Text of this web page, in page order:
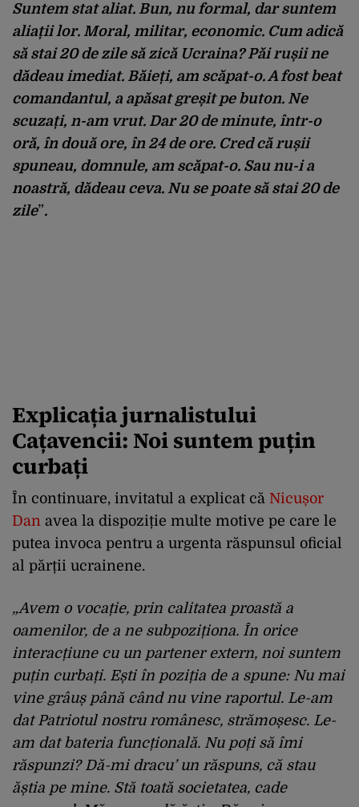
Suntem stat aliat. Bun, nu formal, dar suntem
aliații lor. Moral, militar, economic. Cum adică
să stai 20 de zile să zică Ucraina?Păi rușii ne
dădeau imediat. Băieți, am scăpat-o. A fost beat
comandantul, a apăsat greșit pe buton. Ne
scuzați, n-am vrut. Dar 20 de minute, într-o
oră, în două ore, în 24 de ore. Cred că rușii
spuneau, domnule, am scăpat-o. Sau nu-i a
noastră, dădeau ceva. Nu se poate să stai 20 de
zile”.
Explicația jurnalistului
Cațavencii: Noi suntem puțin
curbați
În continuare, invitatul a explicat că Nicușor
Dan avea la dispoziție multe motive pe care le
putea invoca pentru a urgenta răspunsul oficial
al părții ucrainene.
„Avem o vocație, prin calitatea proastă a
oamenilor, de a ne subpoziționa. În orice
interacțiune cu un partener extern, noi suntem
puțin curbați. Ești în poziția de a spune: Nu mai
vine grâuș până când nu vine raportul. Le-am
dat Patriotul nostru românesc, strămoșesc. Le-
am dat bateria funcțională. Nu poți să îmi
răspunzi? Dă-mi dracu’ un răspuns, că stau
ăștia pe mine. Stă toată societatea, cade